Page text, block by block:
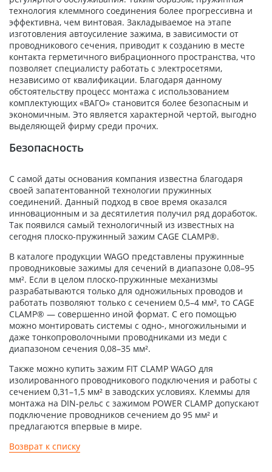
технология клеммного соединения более прогрессивна и
эффективна, чем винтовая. Закладываемое на этапе
изготовления автоусиление зажима, в зависимости от
проводникового сечения, приводит к созданию в месте
контакта герметичного вибрационного пространства, что
позволяет специалисту работать с электросетями,
независимо от квалификации. Благодаря данному
обстоятельству процесс монтажа с использованием
комплектующих «ВАГО» становится более безопасным и
экономичным. Это является характерной чертой, выгодно
выделяющей фирму среди прочих.
Безопасность
С самой даты основания компания известна благодаря
своей запатентованной технологии пружинных
соединений. Данный подход в свое время оказался
инновационным и за десятилетия получил ряд доработок.
Так появился самый технологичный из известных на
сегодня плоско-пружинный зажим CAGE CLAMP®.
В каталоге продукции WAGO представлены пружинные
проводниковые зажимы для сечений в диапазоне 0,08–95
мм². Если в целом плоско-пружинные механизмы
разрабатываются только для одножильных проводов и
работать позволяют только с сечением 0,5–4 мм², то CAGE
CLAMP® — совершенно иной формат. С его помощью
можно монтировать системы с одно-, многожильными и
даже тонкопроволочными проводниками из меди с
диапазоном сечения 0,08–35 мм².
Также можно купить зажим FIT CLAMP WAGO для
изолированного проводникового подключения и работы с
сечением 0,31–1,5 мм² в заводских условиях. Клеммы для
монтажа на DIN-рельс с зажимом POWER CLAMP допускают
подключение проводников сечением до 95 мм² и
предлагаются впервые в мире.
Возврат к списку